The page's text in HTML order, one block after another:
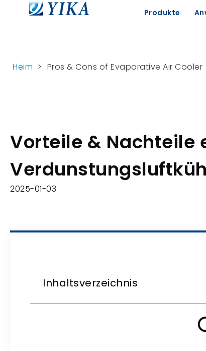
Produkte
Heim > Pros & Cons of Evaporative Air Cooler
Vorteile & Nachteile
2025-01-03
Inhaltsverzeichnis